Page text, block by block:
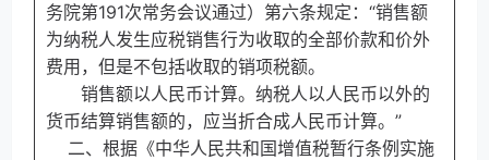
务院第191次常务会议通过）第六条规定：“销售额
为纳税人发生应税销售行为收取的全部价款和价外
费用，但是不包括收取的销项税额。
销售额以人民币计算。纳税人以人民币以外的
货币结算销售额的，应当折合成人民币计算。”
二、根据《中华人民共和国增值税暂行条例实施